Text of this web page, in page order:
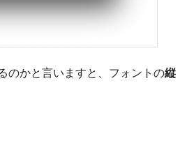
のかと言いますと、フォントの縦